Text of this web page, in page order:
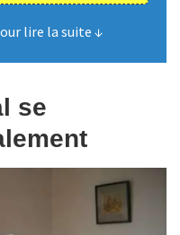
lire la suite ↓
se